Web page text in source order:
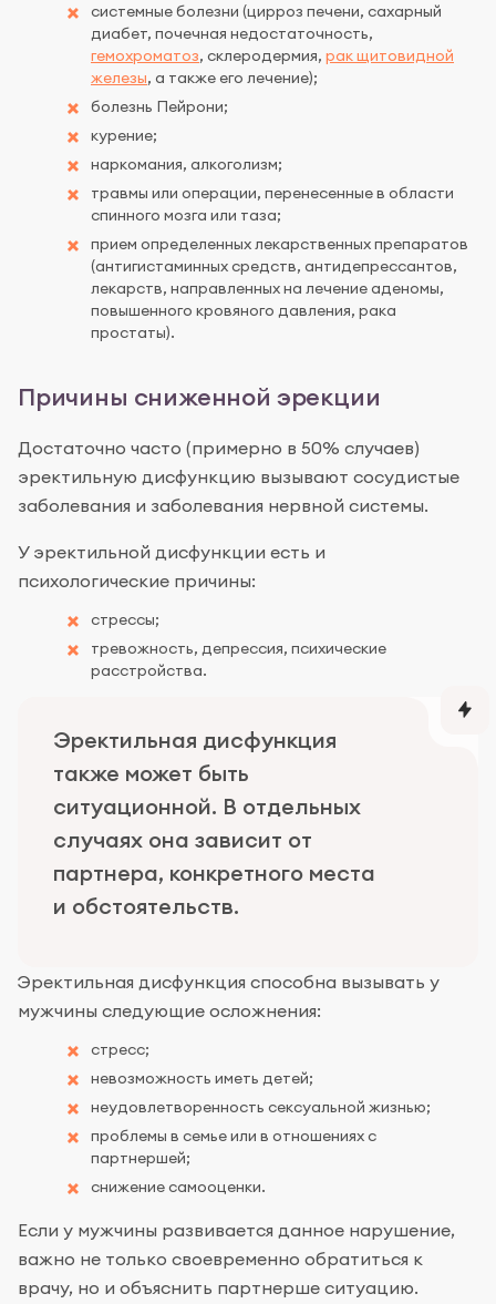
системные болезни (цирроз печени, сахарный
диабет, почечная недостаточность,
гемохроматоз, склеродермия, рак щитовидной
железы, а также его лечение);
болезнь Пейрони;
курение;
наркомания, алкоголизм;
травмы или операции, перенесенные в области
спинного мозга или таза;
прием определенных лекарственных препаратов
(антигистаминных средств, антидепрессантов,
лекарств, направленных на лечение аденомы,
повышенного кровяного давления, рака
простаты).
Причины сниженной эрекции
Достаточно часто (примерно в 50% случаев)
эректильную дисфункцию вызывают сосудистые
заболевания и заболевания нервной системы.
У эректильной дисфункции есть и
психологические причины:
стрессы;
тревожность, депрессия, психические
расстройства.
Эректильная дисфункция
также может быть
ситуационной. В отдельных
случаях она зависит от
партнера, конкретного места
и обстоятельств.
Эректильная дисфункция способна вызывать у
мужчины следующие осложнения:
стресс;
невозможность иметь детей;
неудовлетворенность сексуальной жизнью;
проблемы в семье или в отношениях с
партнершей;
снижение самооценки.
Если у мужчины развивается данное нарушение,
важно не только своевременно обратиться к
врачу, но и объяснить партнерше ситуацию.